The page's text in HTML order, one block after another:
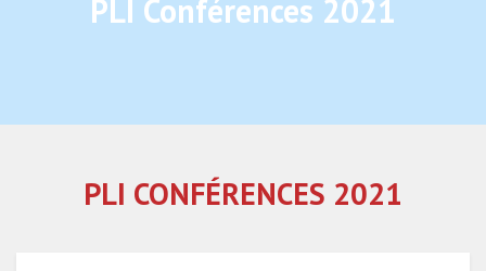
PLI Conférences 2021
PLI CONFÉRENCES 2021